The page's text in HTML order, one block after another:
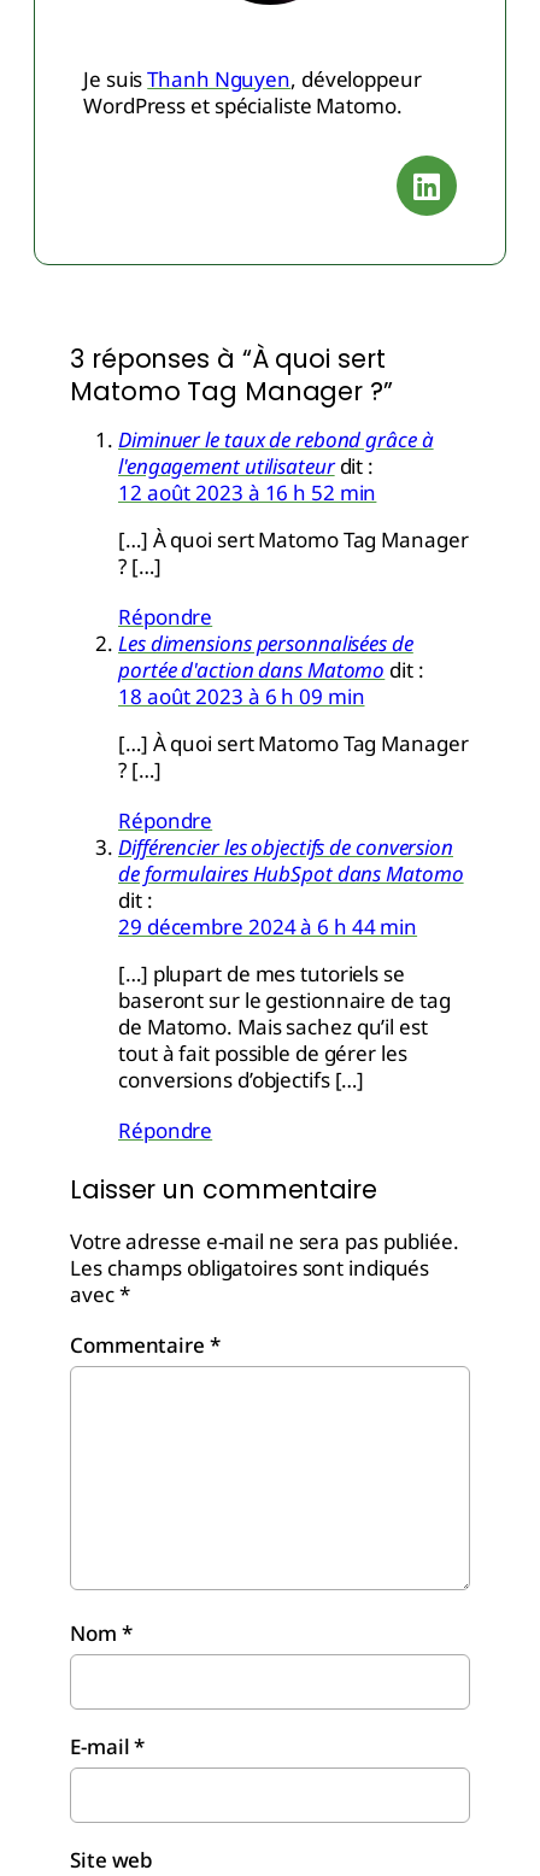
Je suisThanh Nguyen, développeur
WordPress et spécialiste Matomo.
3 réponses à “À quoi sert
Matomo Tag Manager ?”
Diminuer le taux de rebond grâce à
l'engagement utilisateur dit :
12 août 2023 à 16 h 52 min
[…] À quoi sert Matomo Tag Manager
? […]
Répondre
Les dimensions personnalisées de
portée d'action dans Matomo dit :
18 août 2023 à 6 h 09 min
[…] À quoi sert Matomo Tag Manager
? […]
Répondre
Différencier les objectifs de conversion
de formulaires HubSpot dans Matomo
dit :
29 décembre 2024 à 6 h 44 min
[…] plupart de mes tutoriels se
baseront sur le gestionnaire de tag
de Matomo. Mais sachez qu’il est
tout à fait possible de gérer les
conversions d’objectifs […]
Répondre
Laisser un commentaire
Votre adresse e-mail ne sera pas publiée.
Les champs obligatoires sont indiqués
avec*
Commentaire *
Nom *
E-mail*
Site web